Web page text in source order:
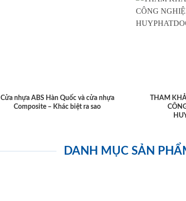
Cửa nhựa ABS Hàn Quốc và cửa nhựa
Composite – Khác biệt ra sao
THAM
DANH MỤC SẢN